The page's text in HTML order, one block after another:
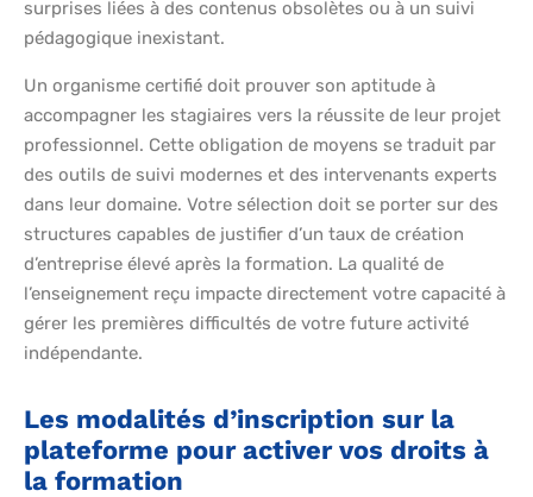
surprises liées à des contenus obsolètes ou à un suivi
pédagogique inexistant.
Un organisme certifié doit prouver son aptitude à
accompagner les stagiaires vers la réussite de leur projet
professionnel. Cette obligation de moyens se traduit par
des outils de suivi modernes et des intervenants experts
dans leur domaine. Votre sélection doit se porter sur des
structures capables de justifier d’un taux de création
d’entreprise élevé après la formation. La qualité de
l’enseignement reçu impacte directement votre capacité à
gérer les premières difficultés de votre future activité
indépendante.
Les modalités d’inscription sur la
plateforme pour activer vos droits à
la formation